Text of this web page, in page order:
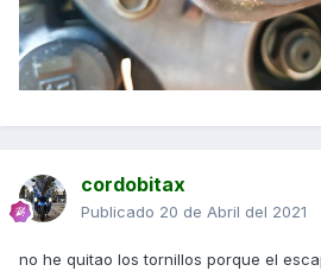
cordobitax
Publicado 20 de Abril del 2021
no he quitao los tornillos porque el